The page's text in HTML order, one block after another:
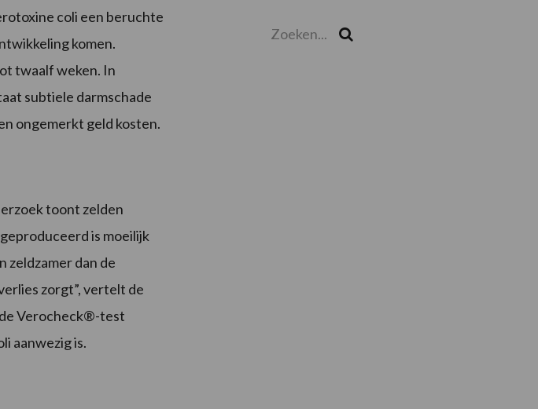
coli een beruchte
komen.
twaalf weken. In
subtiele darmschade
ongemerkt geld kosten.
toont zelden
is moeilijk
zeldzamer dan de
zorgt”, vertelt de
Verocheck®-test
aanwezig is.